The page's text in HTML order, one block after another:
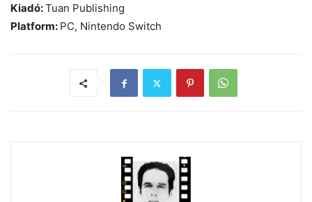
Kiadó:Tuan Publishing
Platform: PC, Nintendo Switch